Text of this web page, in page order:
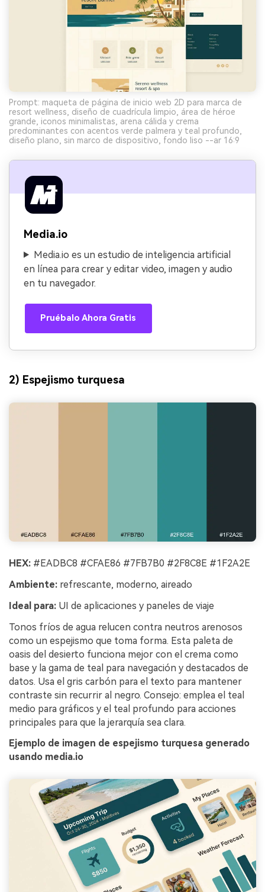
Prompt: maqueta de página de inicio web 2D para marca de
resort wellness, diseño de cuadrícula limpio, área de héroe
grande, iconos minimalistas, arena cálida y crema
predominantes con acentos verde palmera y teal profundo,
diseño plano, sin marco de dispositivo, fondo liso --ar 16:9
Media.io
Media.io es un estudio de inteligencia artificial
en línea para crear y editar video, imagen y audio
en tu navegador.
Pruébalo Ahora Gratis
2) Espejismo turquesa
HEX: #EADBC8 #CFAE86 #7FB7B0 #2F8C8E #1F2A2E
Ambiente: refrescante, moderno, aireado
Ideal para: UI de aplicaciones y paneles de viaje
Tonos fríos de agua relucen contra neutros arenosos
como un espejismo que toma forma. Esta paleta de
oasis del desierto funciona mejor con el crema como
base y la gama de teal para navegación y destacados de
datos. Usa el gris carbón para el texto para mantener
contraste sin recurrir al negro. Consejo: emplea el teal
medio para gráficos y el teal profundo para acciones
principales para que la jerarquía sea clara.
Ejemplo de imagen de espejismo turquesa generado
usando media.io